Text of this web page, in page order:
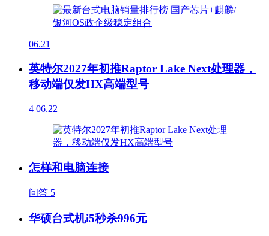
06.21
英特尔2027年初推Raptor Lake Next处理器，
移动端仅发HX高端型号
4 06.22
怎样和电脑连接
问答 5
华硕台式机i5秒杀996元